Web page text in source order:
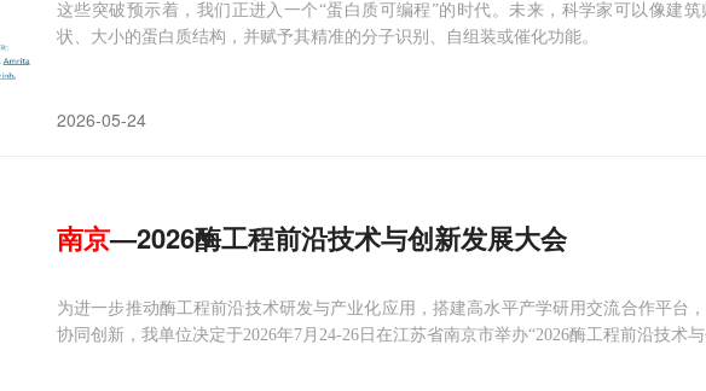
这些突破预示着，我们正进入一个“蛋白质可编程”的时代。未来，科学家可以像建
状、大小的蛋白质结构，并赋予其精准的分子识别、自组装或催化功能。
2026-05-24
南京—2026酶工程前沿技术与创新发展大会
为进一步推动酶工程前沿技术研发与产业化应用，搭建高水平产学研用交流合作平台
协同创新，我单位决定于2026年7月24-26日在江苏省南京市举办“2026酶工程前沿技术